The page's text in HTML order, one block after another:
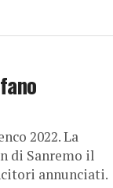
2022. La
di Sanremo il
annunciati.